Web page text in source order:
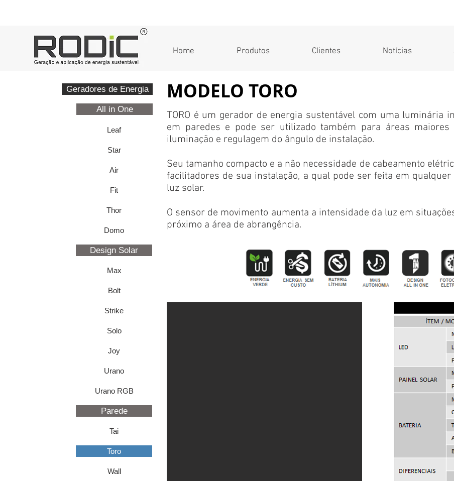
Geradores de Energia
All in One
Leaf
Star
Air
Fit
Thor
Domo
Design Solar
Max
Bolt
Strike
Solo
Joy
Urano
Urano RGB
Parede
Tai
Toro
Wall
MODELO TORO
TORO é um gerador de energia sustentável com uma luminária
em paredes e pode ser utilizado também para áreas
iluminação e regulagem do ângulo de instalação.
Seu tamanho compacto e a não necessidade de cabeamento
facilitadores de sua instalação, a qual pode ser feita em
luz solar.
O sensor de movimento aumenta a intensidade da luz em
próximo a área de abrangência.
Home Produtos Clientes Notícias